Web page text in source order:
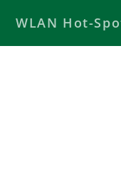
WLAN Hot-